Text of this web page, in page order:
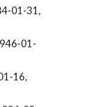
01-31,
01-
16,